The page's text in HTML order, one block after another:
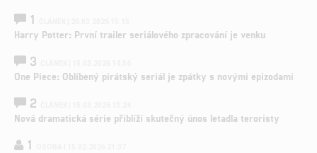
1
Harry Potter: První trailer seriálového zpracování je venku
3
One Piece: Oblíbený pirátský seriál je zpátky s novými epizodami
2
Nová dramatická série přiblíží skutečný únos letadla teroristy
1